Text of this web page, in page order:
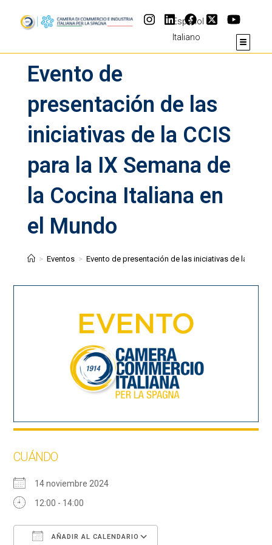
Español
Italiano
Evento de
presentación de las
iniciativas de la CCIS
para la IX Semana de
la Cocina Italiana en
el Mundo
> Eventos > Evento de presentación de las iniciativas de la CCIS
CUÁNDO
14 noviembre 2024
12:00 - 14:00
AÑADIR AL CALENDARIO